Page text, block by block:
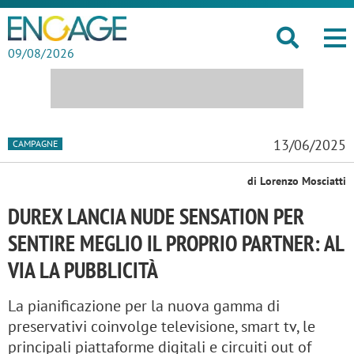
09/08/2026
CAMPAGNE 13/06/2025
di Lorenzo Mosciatti
DUREX LANCIA NUDE SENSATION PER
SENTIRE MEGLIO IL PROPRIO PARTNER: AL
VIA LA PUBBLICITÀ
La pianificazione per la nuova gamma di
preservativi coinvolge televisione, smart tv, le
principali piattaforme digitali e circuiti out of